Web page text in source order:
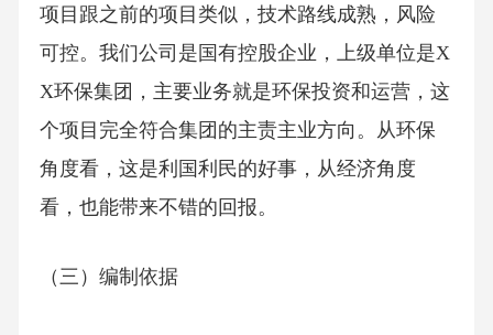
项目跟之前的项目类似，技术路线成熟，风险
可控。我们公司是国有控股企业，上级单位是X
X环保集团，主要业务就是环保投资和运营，这
个项目完全符合集团的主责主业方向。从环保
角度看，这是利国利民的好事，从经济角度
看，也能带来不错的回报。
（三）编制依据